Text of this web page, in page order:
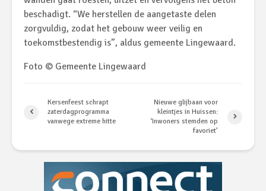
beschadigt. “We herstellen de aangetaste delen
zorgvuldig, zodat het gebouw weer veilig en
toekomstbestendig is”, aldus gemeente Lingewaard.
Foto © Gemeente Lingewaard
Kersenfeest schrapt
zaterdagprogramma
vanwege extreme hitte
Nieuwe glijbaan voor
kleintjes in Huissen:
‘Inwoners stemden op
favoriet’